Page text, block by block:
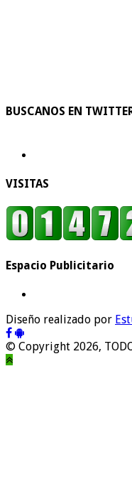
BUSCANOS EN
VISITAS
Espacio Publicitario
Diseño realizado por
© Copyright 2026,